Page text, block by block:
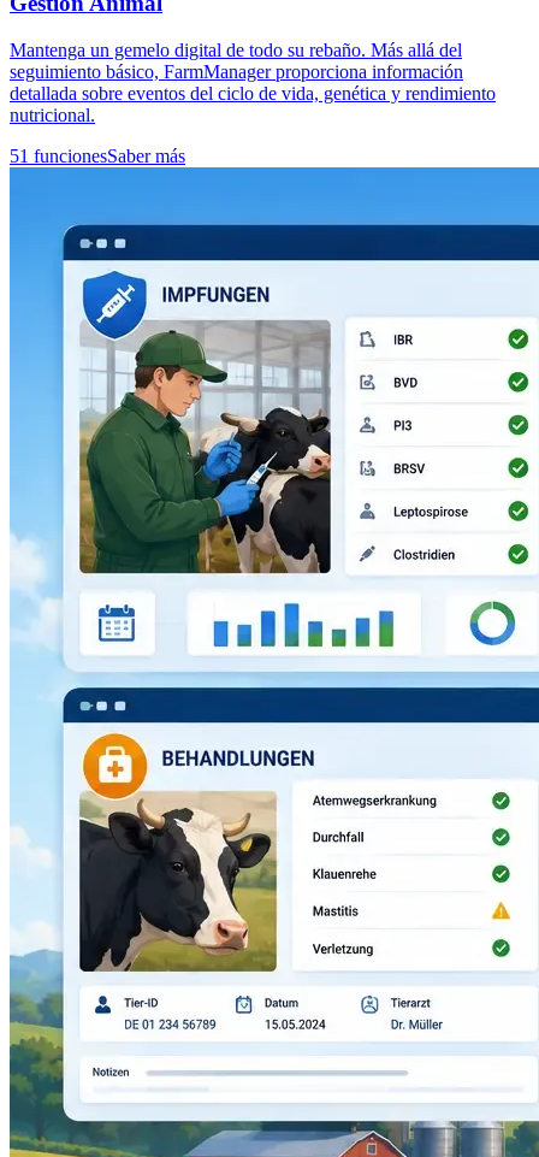
Mantenga un gemelo digital de todo su rebaño. Más allá del
seguimiento básico, FarmManager proporciona información
detallada sobre eventos del ciclo de vida, genética y rendimiento
nutricional.
51 funcionesSaber más